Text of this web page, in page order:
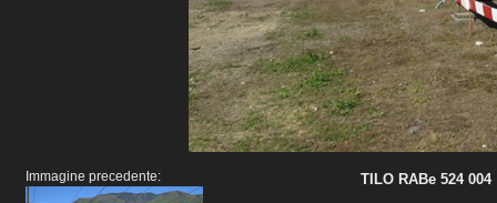
Immagine precedente:
TILO RABe 524 004